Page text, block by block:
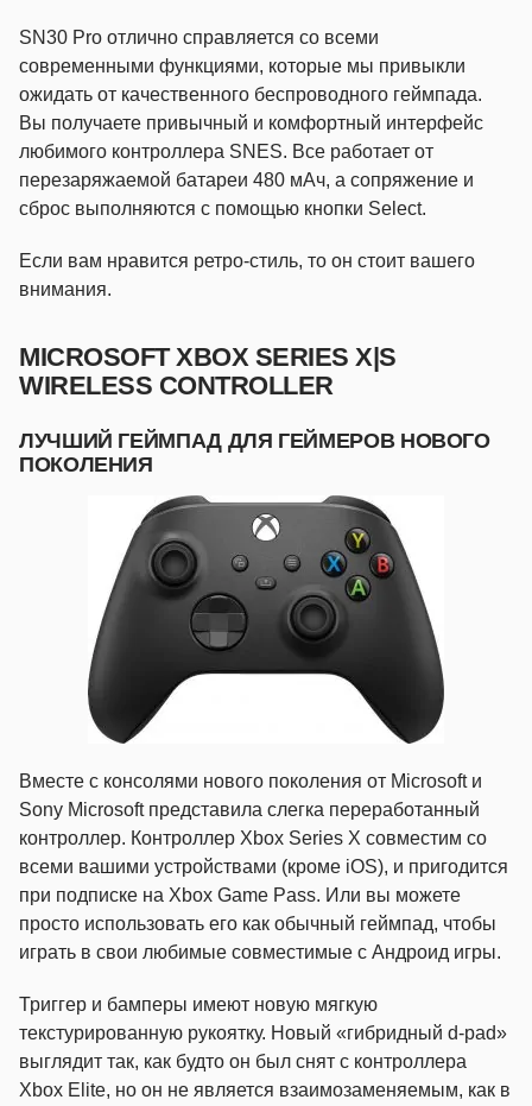
SN30 Pro отлично справляется со всеми
современными функциями, которые мы привыкли
ожидать от качественного беспроводного геймпада.
Вы получаете привычный и комфортный интерфейс
любимого контроллера SNES. Все работает от
перезаряжаемой батареи 480 мАч, а сопряжение и
сброс выполняются с помощью кнопки Select.
Если вам нравится ретро-стиль, то он стоит вашего
внимания.
MICROSOFT XBOX SERIES X|S
WIRELESS CONTROLLER
ЛУЧШИЙ ГЕЙМПАД ДЛЯ ГЕЙМЕРОВ НОВОГО
ПОКОЛЕНИЯ
Вместе с консолями нового поколения от Microsoft и
Sony Microsoft представила слегка переработанный
контроллер. Контроллер Xbox Series X совместим со
всеми вашими устройствами (кроме iOS), и пригодится
при подписке на Xbox Game Pass. Или вы можете
просто использовать его как обычный геймпад, чтобы
играть в свои любимые совместимые с Андроид игры.
Триггер и бамперы имеют новую мягкую
текстурированную рукоятку. Новый «гибридный d-pad»
выглядит так, как будто он был снят с контроллера
Xbox Elite, но он не является взаимозаменяемым, как в